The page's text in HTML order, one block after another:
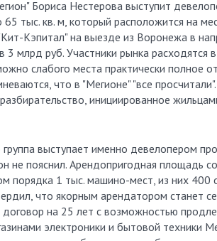
тыс. кв. м, который расположится на
Кэпитал" на выезде из Воронежа в
млрд руб. Участники рынка расходятся
слабого места практически полное
что в "Мегионе" "все
инициированное
выступает именно девелопером
не пояснил. Арендопригодная площадь
порядка 1 тыс. машино-мест, из них 400
что якорным арендатором станет
на 25 лет с возможностью
электроники и бытовой техники